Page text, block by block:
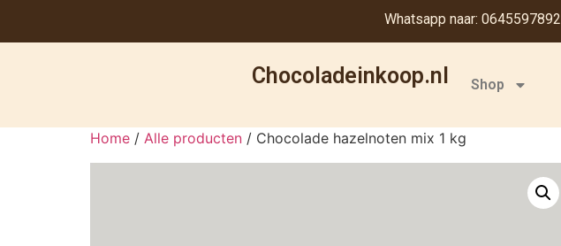
Whatsapp naar: 0645597892
Chocoladeinkoop.nl Shop
Home / Alle producten / Chocolade hazelnoten mix 1 kg